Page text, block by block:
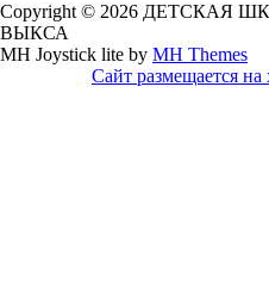
Copyright © 2026 ДЕТСКАЯ
ВЫКСА
MH Joystick lite by MH Themes
Сайт размещается